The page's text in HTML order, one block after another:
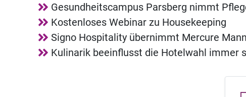
Gesundheitscampus Parsberg nimmt
Kostenloses Webinar zu Housekeeping
Signo Hospitality übernimmt Mercure
Kulinarik beeinflusst die Hotelwahl immer